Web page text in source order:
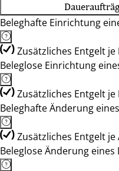
Beleghafte Einrichtung
Zusätzliches Entgelt
Beleglose Einrichtung
Zusätzliches Entgelt
Beleghafte Änderung
Zusätzliches Entgelt je
Beleglose Änderung